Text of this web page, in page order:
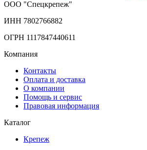
ООО "Спецкрепеж"
ИНН 7802766882
ОГРН 1117847440611
Компания
Контакты
Оплата и доставка
О компании
Помощь и сервис
Правовая информация
Каталог
Крепеж